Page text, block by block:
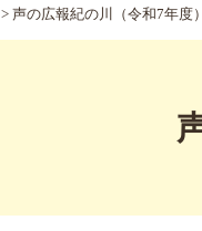
> 声の広報紀の川（令和7年度）